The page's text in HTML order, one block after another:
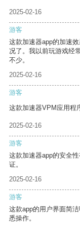
2025-02-16
游客
这款加速器app的加速
况了。我以前玩游戏经
不少。
2025-02-16
游客
这款加速器VPM应用程
2025-02-16
游客
这款加速器app的安全
证。
2025-02-16
游客
这款app的用户界面简
悉操作。